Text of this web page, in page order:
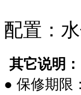
配置：
其它说明：
● 保修期限